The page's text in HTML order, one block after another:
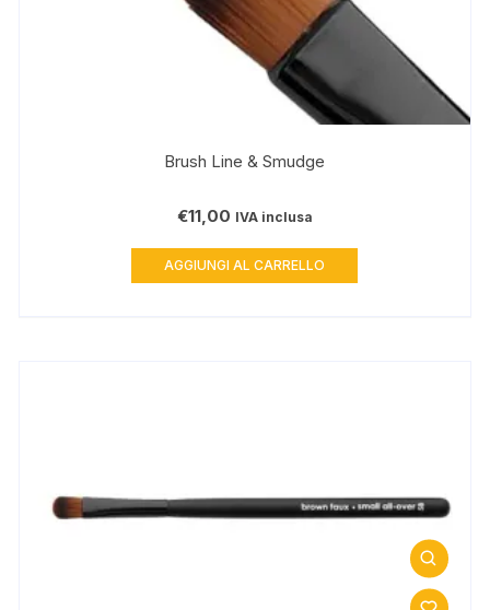
Brush Line & Smudge
€11,00 IVA inclusa
AGGIUNGI AL CARRELLO